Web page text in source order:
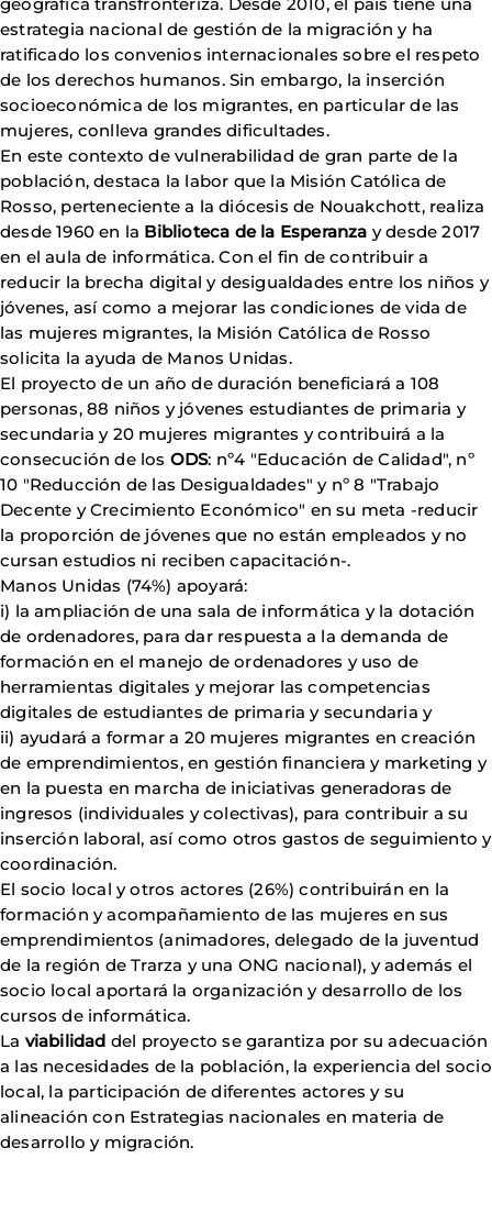
estrategia nacional de gestión de la migración y ha
ratificado los convenios internacionales sobre el respeto
de los derechos humanos. Sin embargo, la inserción
socioeconómica de los migrantes, en particular de las
mujeres, conlleva grandes dificultades.
En este contexto de vulnerabilidad de gran parte de la
población, destaca la labor que la Misión Católica de
Rosso, perteneciente a la diócesis de Nouakchott, realiza
desde 1960 en la Biblioteca de la Esperanza y desde 2017
en el aula de informática. Con el fin de contribuir a
reducir la brecha digital y desigualdades entre los niños y
jóvenes, así como a mejorar las condiciones de vida de
las mujeres migrantes, la Misión Católica de Rosso
solicita la ayuda de Manos Unidas.
El proyecto de un año de duración beneficiará a 108
personas, 88 niños y jóvenes estudiantes de primaria y
secundaria y 20 mujeres migrantes y contribuirá a la
consecución de los ODS: nº4 "Educación de Calidad", nº
10 "Reducción de las Desigualdades" y nº 8 "Trabajo
Decente y Crecimiento Económico" en su meta -reducir
la proporción de jóvenes que no están empleados y no
cursan estudios ni reciben capacitación-.
Manos Unidas (74%) apoyará:
i) la ampliación de una sala de informática y la dotación
de ordenadores, para dar respuesta a la demanda de
formación en el manejo de ordenadores y uso de
herramientas digitales y mejorar las competencias
digitales de estudiantes de primaria y secundaria y
ii) ayudará a formar a 20 mujeres migrantes en creación
de emprendimientos, en gestión financiera y marketing y
en la puesta en marcha de iniciativas generadoras de
ingresos (individuales y colectivas), para contribuir a su
inserción laboral, así como otros gastos de seguimiento y
coordinación.
El socio local y otros actores (26%) contribuirán en la
formación y acompañamiento de las mujeres en sus
emprendimientos (animadores, delegado de la juventud
de la región de Trarza y una ONG nacional), y además el
socio local aportará la organización y desarrollo de los
cursos de informática.
La viabilidad del proyecto se garantiza por su adecuación
a las necesidades de la población, la experiencia del socio
local, la participación de diferentes actores y su
alineación con Estrategias nacionales en materia de
desarrollo y migración.